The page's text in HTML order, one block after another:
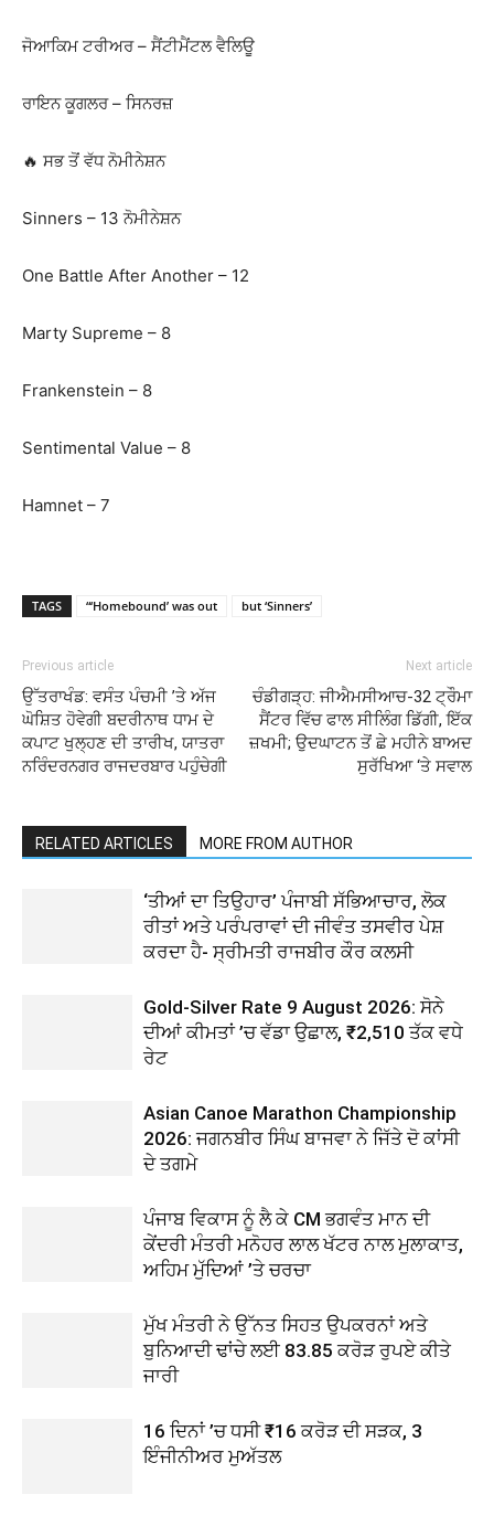
ਜੋਆਕਿਮ ਟਰੀਅਰ – ਸੈਂਟੀਮੈਂਟਲ ਵੈਲਿਊ
ਰਾਇਨ ਕੂਗਲਰ – ਸਿਨਰਜ਼
🔥 ਸਭ ਤੋਂ ਵੱਧ ਨੋਮੀਨੇਸ਼ਨ
Sinners – 13 ਨੋਮੀਨੇਸ਼ਨ
One Battle After Another – 12
Marty Supreme – 8
Frankenstein – 8
Sentimental Value – 8
Hamnet – 7
TAGS “‘Homebound’ was out but ‘Sinners’
Previous article
ਉੱਤਰਾਖੰਡ: ਵਸੰਤ ਪੰਚਮੀ ’ਤੇ ਅੱਜ
ਘੋਸ਼ਿਤ ਹੋਵੇਗੀ ਬਦਰੀਨਾਥ ਧਾਮ ਦੇ
ਕਪਾਟ ਖੁਲ੍ਹਣ ਦੀ ਤਾਰੀਖ, ਯਾਤਰਾ
ਨਰਿੰਦਰਨਗਰ ਰਾਜਦਰਬਾਰ ਪਹੁੰਚੇਗੀ
Next article
ਚੰਡੀਗੜ੍ਹ: ਜੀਐਮਸੀਆਚ-32 ਟ੍ਰੌਮਾ
ਸੈਂਟਰ ਵਿੱਚ ਫਾਲ ਸੀਲਿੰਗ ਡਿੱਗੀ, ਇੱਕ
ਜ਼ਖਮੀ; ਉਦਘਾਟਨ ਤੋਂ ਛੇ ਮਹੀਨੇ ਬਾਅਦ
ਸੁਰੱਖਿਆ ‘ਤੇ ਸਵਾਲ
RELATED ARTICLES MORE FROM AUTHOR
‘ਤੀਆਂ ਦਾ ਤਿਉਹਾਰ’ ਪੰਜਾਬੀ ਸੱਭਿਆਚਾਰ, ਲੋਕ
ਰੀਤਾਂ ਅਤੇ ਪਰੰਪਰਾਵਾਂ ਦੀ ਜੀਵੰਤ ਤਸਵੀਰ ਪੇਸ਼
ਕਰਦਾ ਹੈ- ਸ੍ਰੀਮਤੀ ਰਾਜਬੀਰ ਕੌਰ ਕਲਸੀ
Gold-Silver Rate 9 August 2026: ਸੋਨੇ
ਦੀਆਂ ਕੀਮਤਾਂ ’ਚ ਵੱਡਾ ਉਛਾਲ, ₹2,510 ਤੱਕ ਵਧੇ
ਰੇਟ
Asian Canoe Marathon Championship
2026: ਜਗਨਬੀਰ ਸਿੰਘ ਬਾਜਵਾ ਨੇ ਜਿੱਤੇ ਦੋ ਕਾਂਸੀ
ਦੇ ਤਗਮੇ
ਪੰਜਾਬ ਵਿਕਾਸ ਨੂੰ ਲੈ ਕੇ CM ਭਗਵੰਤ ਮਾਨ ਦੀ
ਕੇਂਦਰੀ ਮੰਤਰੀ ਮਨੋਹਰ ਲਾਲ ਖੱਟਰ ਨਾਲ ਮੁਲਾਕਾਤ,
ਅਹਿਮ ਮੁੱਦਿਆਂ ’ਤੇ ਚਰਚਾ
ਮੁੱਖ ਮੰਤਰੀ ਨੇ ਉੱਨਤ ਸਿਹਤ ਉਪਕਰਨਾਂ ਅਤੇ
ਬੁਨਿਆਦੀ ਢਾਂਚੇ ਲਈ 83.85 ਕਰੋੜ ਰੁਪਏ ਕੀਤੇ
ਜਾਰੀ
16 ਦਿਨਾਂ ’ਚ ਧਸੀ ₹16 ਕਰੋੜ ਦੀ ਸੜਕ, 3
ਇੰਜੀਨੀਅਰ ਮੁਅੱਤਲ